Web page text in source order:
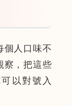
個人口味不
察，把這些
以對號入